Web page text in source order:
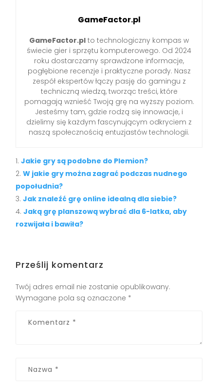
GameFactor.pl
GameFactor.pl to technologiczny kompas w
świecie gier i sprzętu komputerowego. Od 2024
roku dostarczamy sprawdzone informacje,
pogłębione recenzje i praktyczne porady. Nasz
zespół ekspertów łączy pasję do gamingu z
techniczną wiedzą, tworząc treści, które
pomagają wznieść Twoją grę na wyższy poziom.
Jesteśmy tam, gdzie rodzą się innowacje, i
dzielimy się każdym fascynującym odkryciem z
naszą społecznością entuzjastów technologii.
Jakie gry są podobne do Plemion?
W jakie gry można zagrać podczas nudnego
popołudnia?
Jak znaleźć grę online idealną dla siebie?
Jaką grę planszową wybrać dla 6-latka, aby
rozwijała i bawiła?
Prześlij komentarz
Twój adres email nie zostanie opublikowany.
Wymagane pola są oznaczone *